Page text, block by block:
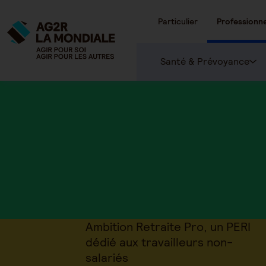
Particulier
Santé & Prévoyance
Ambition Retraite Pro, un PERI
dédié aux travailleurs non-
salariés